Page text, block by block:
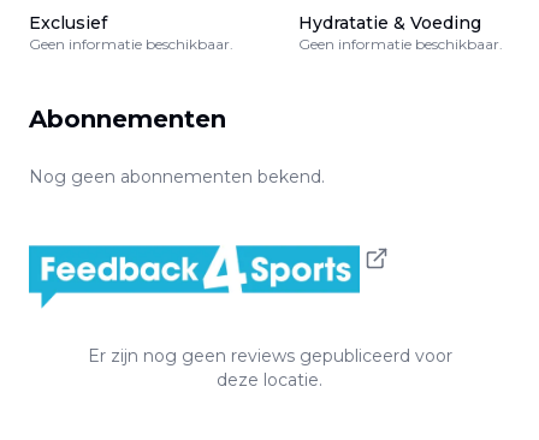
Exclusief
Geen informatie beschikbaar.
Hydratatie & Voeding
Geen informatie beschikbaar.
Abonnementen
Nog geen abonnementen bekend.
Er zijn nog geen reviews gepubliceerd voor
deze locatie.